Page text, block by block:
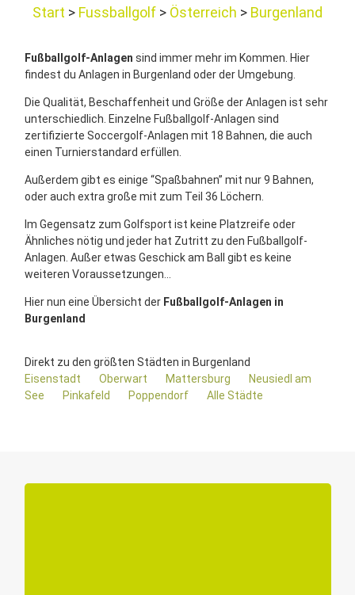
Start Fussballgolf Österreich Burgenland
Fußballgolf-Anlagen sind immer mehr im Kommen. Hier
findest du Anlagen in Burgenland oder der Umgebung.
Die Qualität, Beschaffenheit und Größe der Anlagen ist sehr
unterschiedlich. Einzelne Fußballgolf-Anlagen sind
zertifizierte Soccergolf-Anlagen mit 18 Bahnen, die auch
einen Turnierstandard erfüllen.
Außerdem gibt es einige “Spaßbahnen” mit nur 9 Bahnen,
oder auch extra große mit zum Teil 36 Löchern.
Im Gegensatz zum Golfsport ist keine Platzreife oder
Ähnliches nötig und jeder hat Zutritt zu den Fußballgolf-
Anlagen. Außer etwas Geschick am Ball gibt es keine
weiteren Voraussetzungen...
Hier nun eine Übersicht der Fußballgolf-Anlagen in
Burgenland
Direkt zu den größten Städten in Burgenland
Eisenstadt
Oberwart Mattersburg
Neusiedl am
See
Pinkafeld Poppendorf Alle Städte